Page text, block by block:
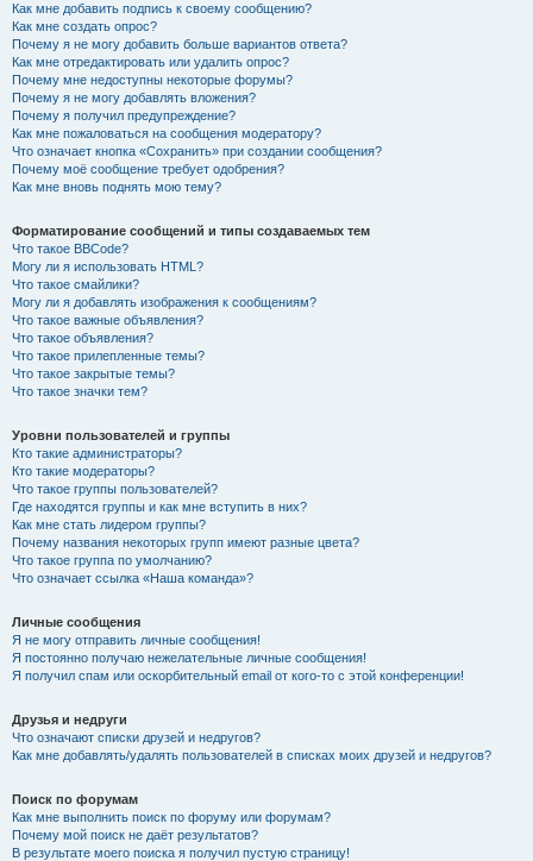
Как мне добавить подпись к своему сообщению?
Как мне создать опрос?
Почему я не могу добавить больше вариантов ответа?
Как мне отредактировать или удалить опрос?
Почему мне недоступны некоторые форумы?
Почему я не могу добавлять вложения?
Почему я получил предупреждение?
Как мне пожаловаться на сообщения модератору?
Что означает кнопка «Сохранить» при создании сообщения?
Почему моё сообщение требует одобрения?
Как мне вновь поднять мою тему?
Форматирование сообщений и типы создаваемых тем
Что такое BBCode?
Могу ли я использовать HTML?
Что такое смайлики?
Могу ли я добавлять изображения к сообщениям?
Что такое важные объявления?
Что такое объявления?
Что такое прилепленные темы?
Что такое закрытые темы?
Что такое значки тем?
Уровни пользователей и группы
Кто такие администраторы?
Кто такие модераторы?
Что такое группы пользователей?
Где находятся группы и как мне вступить в них?
Как мне стать лидером группы?
Почему названия некоторых групп имеют разные цвета?
Что такое группа по умолчанию?
Что означает ссылка «Наша команда»?
Личные сообщения
Я не могу отправить личные сообщения!
Я постоянно получаю нежелательные личные сообщения!
Я получил спам или оскорбительный email от кого-то с этой конференции!
Друзья и недруги
Что означают списки друзей и недругов?
Как мне добавлять/удалять пользователей в списках моих друзей и недругов?
Поиск по форумам
Как мне выполнить поиск по форуму или форумам?
Почему мой поиск не даёт результатов?
В результате моего поиска я получил пустую страницу!